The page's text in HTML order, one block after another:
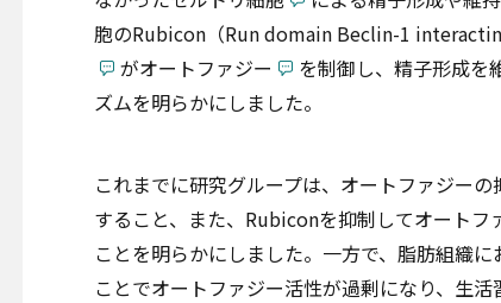
胞のRubicon（Run domain Beclin-1
がオートファジー
を制御し、精子形成を
ズムを明らかにしました。
これまでに研究グループは、オートファジー
すること、また、Rubiconを抑制してオート
ことを明らかにしました。一方で、脂肪組織
ことでオートファジー活性が過剰になり、生